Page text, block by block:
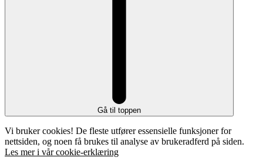
Gå til toppen
Vi bruker cookies! De fleste utfører essensielle funksjoner for
nettsiden, og noen få brukes til analyse av brukeradferd på siden.
Les mer i vår cookie-erklæring